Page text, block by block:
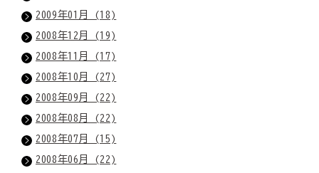
2009年01月 (18)
2008年12月 (19)
2008年11月 (17)
2008年10月 (27)
2008年09月 (22)
2008年08月 (22)
2008年07月 (15)
2008年06月 (22)